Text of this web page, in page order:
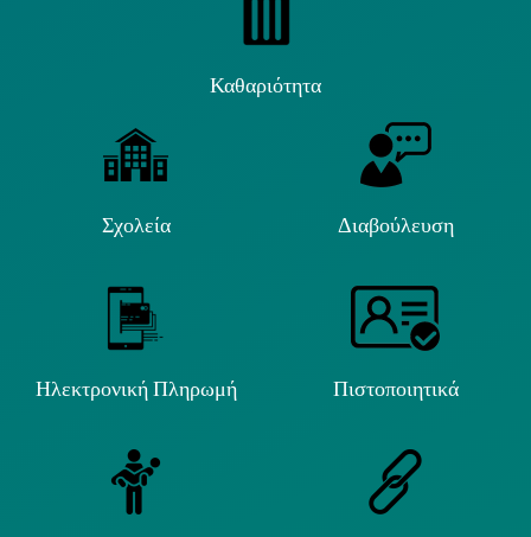
Καθαριότητα
Σχολεία Διαβούλευση
Ηλεκτρονική Πληρωμή Πιστοποιητικά